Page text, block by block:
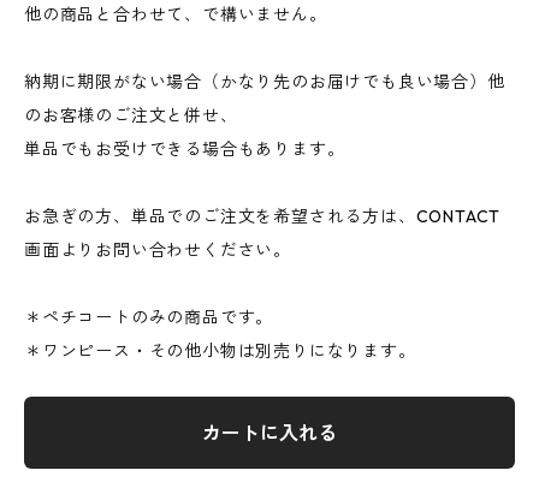
他の商品と合わせて、で構いません。
納期に期限がない場合（かなり先のお届けでも良い場合）他
のお客様のご注文と併せ、
単品でもお受けできる場合もあります。
お急ぎの方、単品でのご注文を希望される方は、CONTACT
画面よりお問い合わせください。
＊ペチコートのみの商品です。
＊ワンピース・その他小物は別売りになります。
カートに入れる